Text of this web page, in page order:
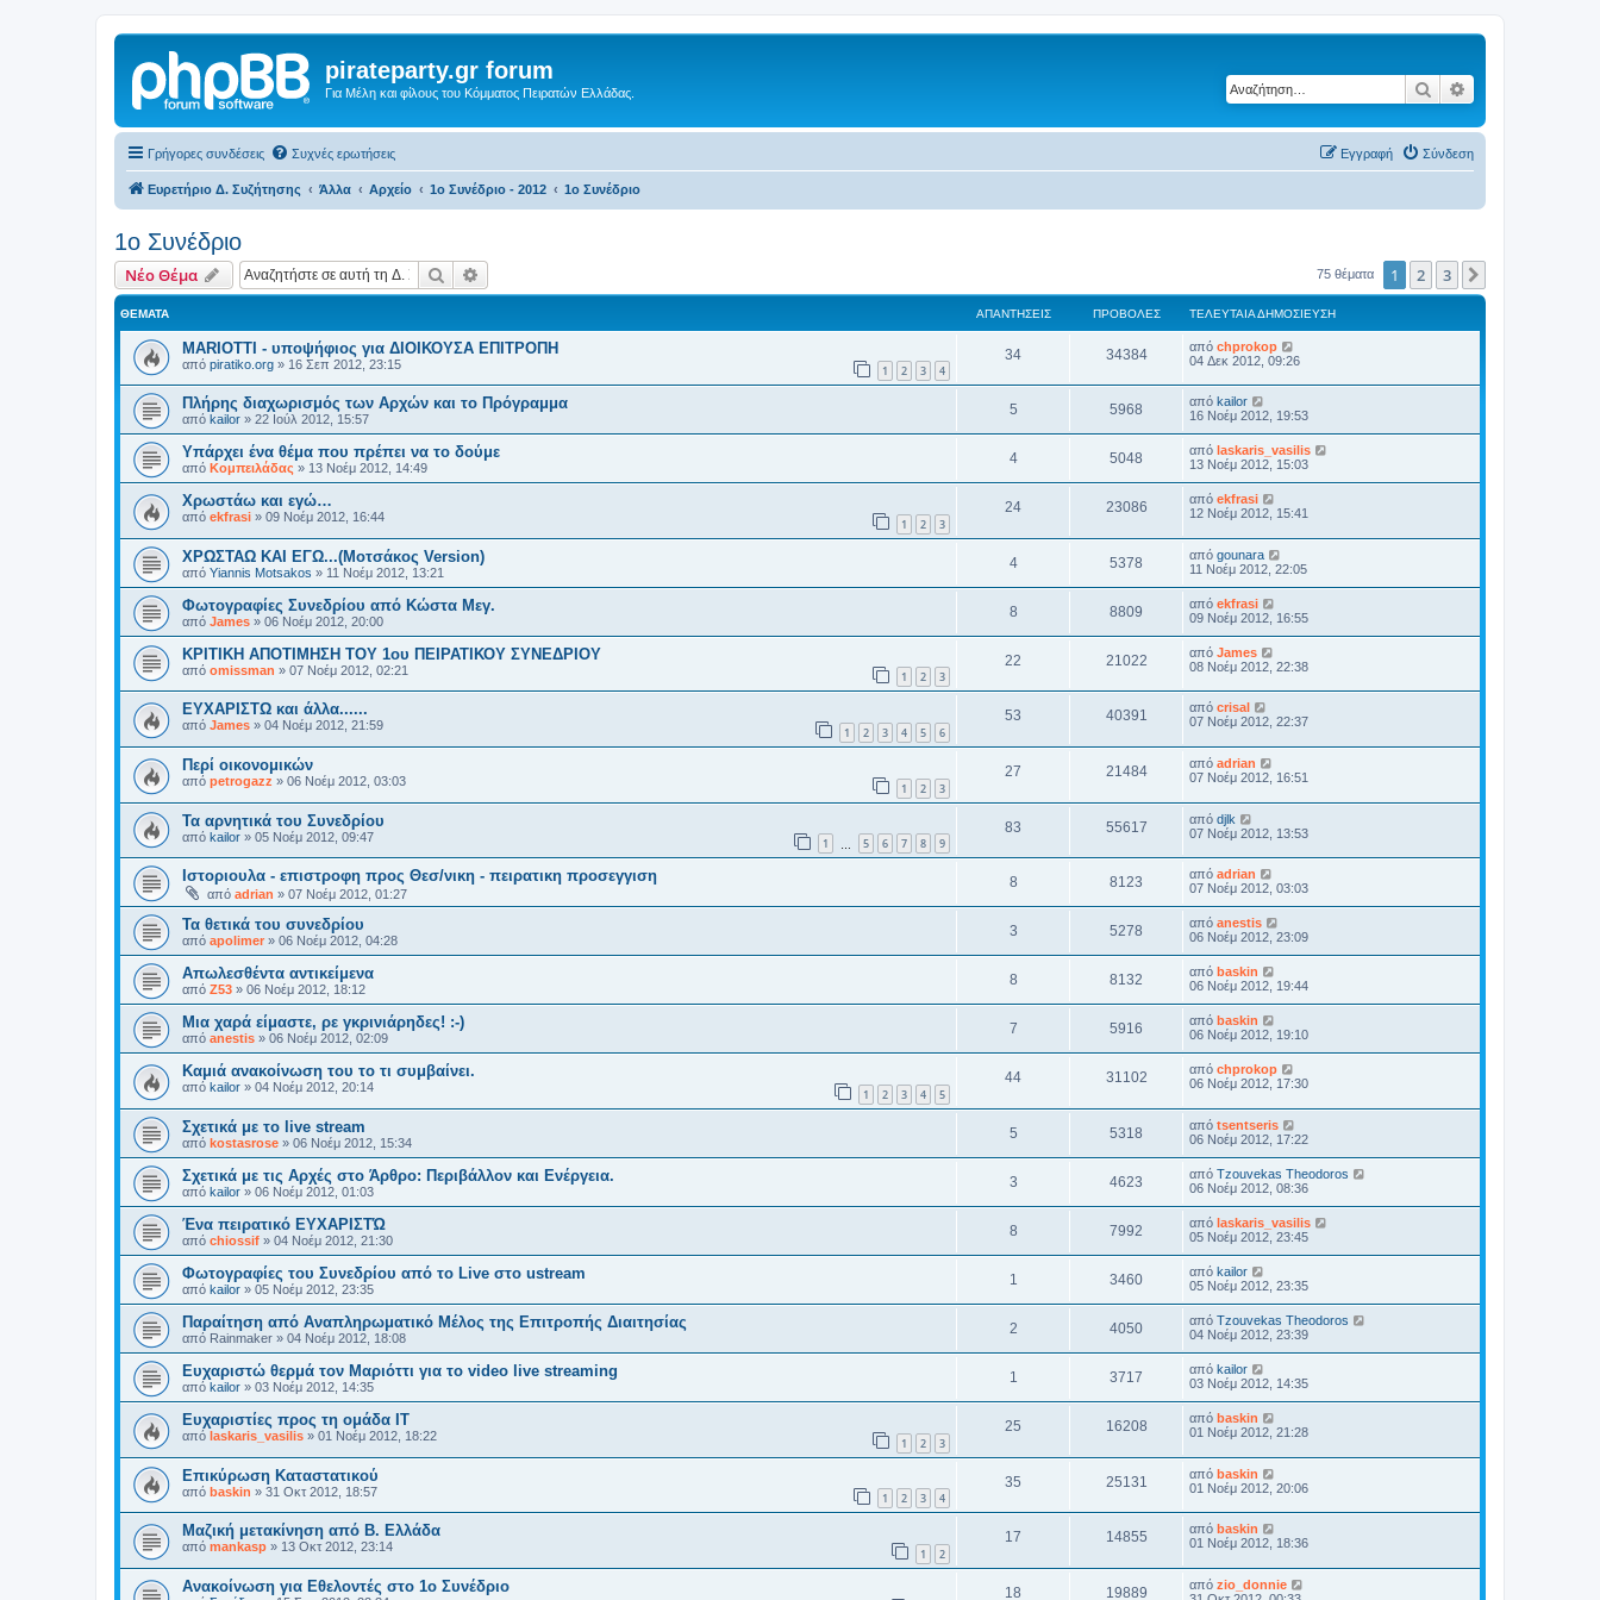
pirateparty.gr forum
Για Μέλη και φίλους του Κόμματος Πειρατών Ελλάδας. Αναζήτηση
Γρήγορες συνδέσεις Συχνές ερωτήσεις Σύνδεση
Εγγραφή
Ευρετήριο Δ. Συζήτησης Άλλα Αρχείο 1ο Συνέδριο - 2012 1ο Συνέδριο
1ο Συνέδριο
Νέο Θέμα Αναζήτηση 75 θέματα 1 2 3
ΘΈΜΑΤΑ ΑΠΑΝΤΉΣΕΙΣ ΠΡΟΒΟΛΈΣ ΤΕΛΕΥΤΑΊΑ ΔΗΜΟΣΊΕΥΣΗ
MARIOTTI - υποψήφιος για ΔΙΟΙΚΟΥΣΑ ΕΠΙΤΡΟΠΗ
από piratiko.org » 16 Σεπ 2012, 23:15 1 2 3 4
34 34384 από chprokop
04 Δεκ 2012, 09:26
Πλήρης διαχωρισμός των Αρχών και το Πρόγραμμα
από kailor » 22 Ιούλ 2012, 15:57
5 5968 από kailor
16 Νοέμ 2012, 19:53
Υπάρχει ένα θέμα που πρέπει να το δούμε
από Κομπειλάδας » 13 Νοέμ 2012, 14:49
4 5048 από laskaris_vasilis
13 Νοέμ 2012, 15:03
Χρωστάω και εγώ…
από ekfrasi » 09 Νοέμ 2012, 16:44 1 2 3
24 23086 από ekfrasi
12 Νοέμ 2012, 15:41
ΧΡΩΣΤΑΩ ΚΑΙ ΕΓΩ...(Μοτσάκος Version)
από Yiannis Motsakos » 11 Νοέμ 2012, 13:21
4 5378 από gounara
11 Νοέμ 2012, 22:05
Φωτογραφίες Συνεδρίου από Κώστα Μεγ.
από James » 06 Νοέμ 2012, 20:00
8 8809 από ekfrasi
09 Νοέμ 2012, 16:55
ΚΡΙΤΙΚΗ ΑΠΟΤΙΜΗΣΗ ΤΟΥ 1ου ΠΕΙΡΑΤΙΚΟΥ ΣΥΝΕΔΡΙΟΥ
από omissman » 07 Νοέμ 2012, 02:21 1 2 3
22 21022 από James
08 Νοέμ 2012, 22:38
ΕΥΧΑΡΙΣΤΩ και άλλα......
από James » 04 Νοέμ 2012, 21:59 1 2 3 4 5 6
53 40391 από crisal
07 Νοέμ 2012, 22:37
Περί οικονομικών
από petrogazz » 06 Νοέμ 2012, 03:03 1 2 3
27 21484 από adrian
07 Νοέμ 2012, 16:51
Τα αρνητικά του Συνεδρίου
από kailor » 05 Νοέμ 2012, 09:47 1 5 6 7 8 9
83 55617 από djlk
07 Νοέμ 2012, 13:53
Ιστοριουλα - επιστροφη προς Θεσ/νικη - πειρατικη προσεγγιση
από adrian » 07 Νοέμ 2012, 01:27
8 8123 από adrian
07 Νοέμ 2012, 03:03
Τα θετικά του συνεδρίου
από apolimer » 06 Νοέμ 2012, 04:28
3 5278 από anestis
06 Νοέμ 2012, 23:09
Απωλεσθέντα αντικείμενα
από Z53 » 06 Νοέμ 2012, 18:12
8 8132 από baskin
06 Νοέμ 2012, 19:44
Μια χαρά είμαστε, ρε γκρινιάρηδες! :-)
από anestis » 06 Νοέμ 2012, 02:09
7 5916 από baskin
06 Νοέμ 2012, 19:10
Καμιά ανακοίνωση του το τι συμβαίνει.
από kailor » 04 Νοέμ 2012, 20:14 1 2 3 4 5
44 31102 από chprokop
06 Νοέμ 2012, 17:30
Σχετικά με το live stream
από kostasrose » 06 Νοέμ 2012, 15:34
5 5318 από tsentseris
06 Νοέμ 2012, 17:22
Σχετικά με τις Αρχές στο Άρθρο: Περιβάλλον και Ενέργεια.
από kailor » 06 Νοέμ 2012, 01:03
3 4623 από Tzouvekas Theodoros
06 Νοέμ 2012, 08:36
Ένα πειρατικό ΕΥΧΑΡΙΣΤΏ
από chiossif » 04 Νοέμ 2012, 21:30
8 7992 από laskaris_vasilis
05 Νοέμ 2012, 23:45
Φωτογραφίες του Συνεδρίου από το Live στο ustream
από kailor » 05 Νοέμ 2012, 23:35
1 3460 από kailor
05 Νοέμ 2012, 23:35
Παραίτηση από Αναπληρωματικό Μέλος της Επιτροπής Διαιτησίας
από Rainmaker » 04 Νοέμ 2012, 18:08
2 4050 από Tzouvekas Theodoros
04 Νοέμ 2012, 23:39
Ευχαριστώ θερμά τον Μαριόττι για το video live streaming
από kailor » 03 Νοέμ 2012, 14:35
1 3717 από kailor
03 Νοέμ 2012, 14:35
Ευχαριστίες προς τη ομάδα IT
από laskaris_vasilis » 01 Νοέμ 2012, 18:22 1 2 3
25 16208 από baskin
01 Νοέμ 2012, 21:28
Επικύρωση Καταστατικού
από baskin » 31 Οκτ 2012, 18:57 1 2 3 4
35 25131 από baskin
01 Νοέμ 2012, 20:06
Μαζική μετακίνηση από Β. Ελλάδα
από mankasp » 13 Οκτ 2012, 23:14 1 2
17 14855 από baskin
01 Νοέμ 2012, 18:36
Ανακοίνωση για Εθελοντές στο 1ο Συνέδριο 18 19889 από zio_donnie